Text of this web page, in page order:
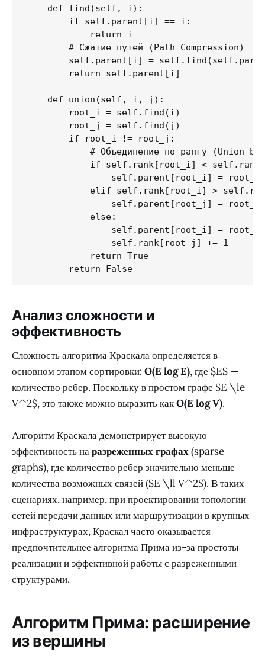
    def find(self, i):
        if self.parent[i] == i:
            return i
        # Сжатие путей (Path Compression)
self.parent[i] =
        return self.parent[i]
    def union(self, i, j):
        root_i = self.find(i)
        root_j = self.find(j)
        if root_i != root_j:
# Объединение по рангу (Union by
if self.rank[root_i] <
                self.parent[root_i] = root_j
elif self.rank[root_i] >
                self.parent[root_j] = root_i
            else:
                self.parent[root_i] = root_j
                self.rank[root_j] += 1
            return True
        return False
Анализ сложности и
эффективность
Сложность алгоритма Краскала определяется в
основном этапом сортировки: O(E log E), где $E$ —
количество ребер. Поскольку в простом графе $E \le
V^2$, это также можно выразить какO(E log V).
Алгоритм Краскала демонстрирует высокую
эффективность наразреженных графах(sparse
graphs), где количество ребер значительно меньше
количества возможных связей ($E \ll V^2$). В таких
сценариях, например, при проектировании топологии
сетей передачи данных или маршрутизации в крупных
инфраструктурах, Краскал часто оказывается
предпочтительнее алгоритма Прима из-за простоты
реализации и эффективной работы с разреженными
структурами.
Алгоритм Прима: расширение
из вершины